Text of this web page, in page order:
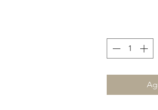
Está completamente
interno y
Una pieza de edición